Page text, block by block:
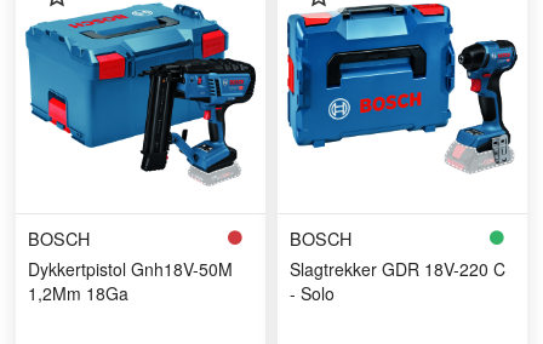
BOSCH
Dykkertpistol Gnh18V-50M
1,2Mm 18Ga
BOSCH
Slagtrekker GDR 18V-220 C
- Solo